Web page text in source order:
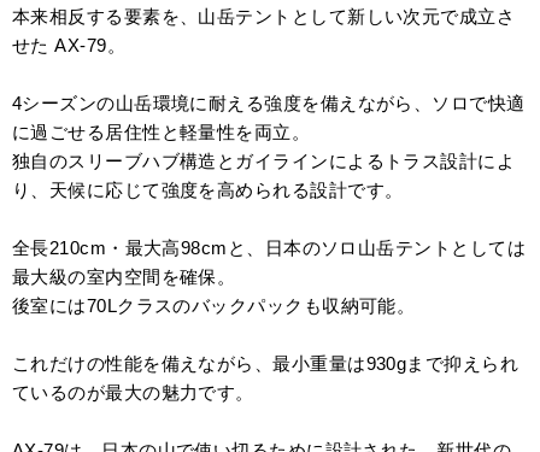
本来相反する要素を、山岳テントとして新しい次元で成立さ
せた AX-79。
4シーズンの山岳環境に耐える強度を備えながら、ソロで快適
に過ごせる居住性と軽量性を両立。
独自のスリーブハブ構造とガイラインによるトラス設計によ
り、天候に応じて強度を高められる設計です。
全長210cm・最大高98cmと、日本のソロ山岳テントとしては
最大級の室内空間を確保。
後室には70Lクラスのバックパックも収納可能。
これだけの性能を備えながら、最小重量は930gまで抑えられ
ているのが最大の魅力です。